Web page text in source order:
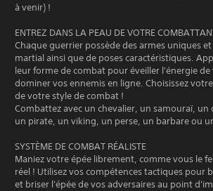
à venir) !
ENTREZ DANS LA PEAU DE VOTRE
Chaque guerrier possède des armes uniques
martial ainsi que de poses caractéristiques.
leur forme de combat pour éveiller l'énergie
dominer vos ennemis en ligne. Choisissez
de votre style de combat !
Combattez avec un chevalier, un samouraï,
un pirate, un viking, un perse, un barbare ou
SYSTÈME DE COMBAT RÉALISTE
Maniez votre épée librement, comme vous le
réel ! Utilisez vos compétences tactiques pour
et briser l'épée de vos adversaires au point